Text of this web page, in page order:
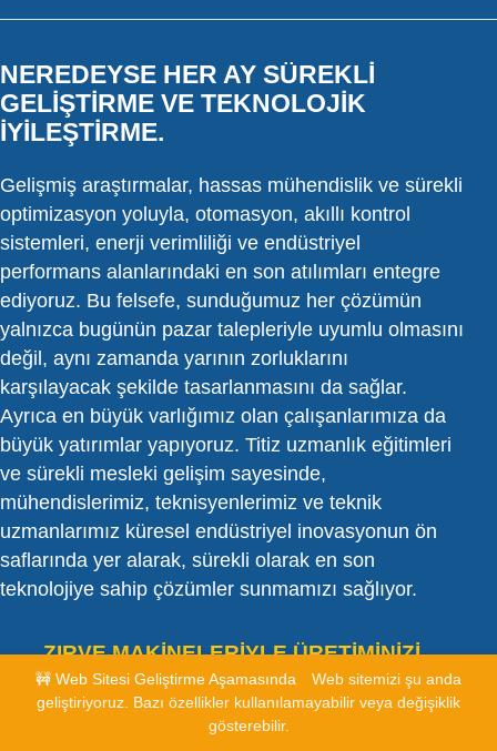
NEREDEYSE HER AY SÜREKLI
GELIŞTIRME VE TEKNOLOJIK
IYILEŞTIRME.
Gelişmiş araştırmalar, hassas mühendislik ve sürekli
optimizasyon yoluyla, otomasyon, akıllı kontrol
sistemleri, enerji verimliliği ve endüstriyel
performans alanlarındaki en son atılımları entegre
ediyoruz. Bu felsefe, sunduğumuz her çözümün
yalnızca bugünün pazar talepleriyle uyumlu olmasını
değil, aynı zamanda yarının zorluklarını
karşılayacak şekilde tasarlanmasını da sağlar.
Ayrıca en büyük varlığımız olan çalışanlarımıza da
büyük yatırımlar yapıyoruz. Titiz uzmanlık eğitimleri
ve sürekli mesleki gelişim sayesinde,
mühendislerimiz, teknisyenlerimiz ve teknik
uzmanlarımız küresel endüstriyel inovasyonun ön
saflarında yer alarak, sürekli olarak en son
teknolojiye sahip çözümler sunmamızı sağlıyor.
ZIRVE MAKİNELERİYLE ÜRETİMİNİZİ
GELİŞTİRİN
🚧 Web Sitesi Geliştirme Aşamasında
Web sitemizi şu anda
geliştiriyoruz. Bazı özellikler kullanılamayabilir veya değişiklik
gösterebilir.